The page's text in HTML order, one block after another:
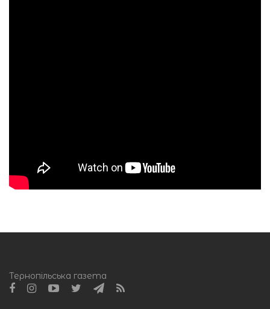
Тернопільська газета